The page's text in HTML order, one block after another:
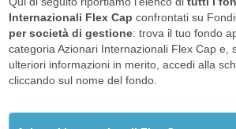
Internazionali Flex Cap confrontati su
per società di gestione: trova il tuo fondo
categoria Azionari Internazionali Flex Cap e,
ulteriori informazioni in merito, accedi alla
cliccando sul nome del fondo.